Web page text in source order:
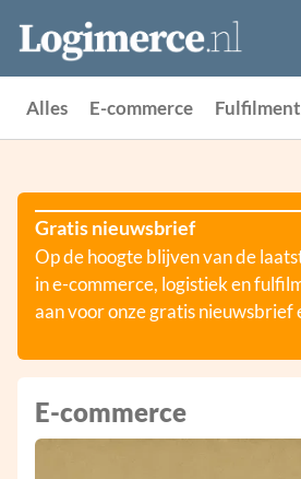
Vacatures
Events
Alles E-commerce Fulfilment
Gratis nieuwsbrief
Op de hoogte blijven van de
in e-commerce, logistiek en
aan voor onze gratis nieuwsbrief
E-commerce